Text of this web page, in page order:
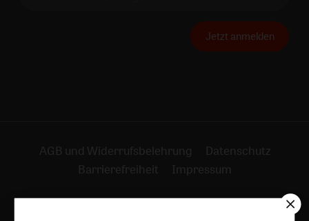
Jetzt anmelden
AGB und Widerrufsbelehrung
Datenschutz
Barrierefreiheit
Impressum